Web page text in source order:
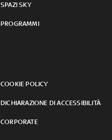
SPAZI SKY
PROGRAMMI
COOKIE POLICY
DICHIARAZIONE DI ACCESSIBILITÀ
CORPORATE